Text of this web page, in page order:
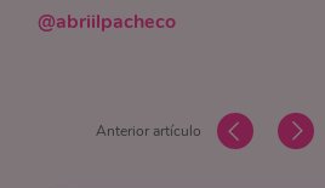
@abriilpacheco
Anterior artículo